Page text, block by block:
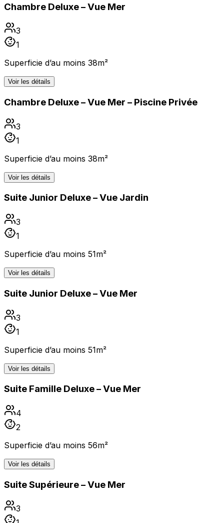
Chambre Deluxe – Vue Mer
3
1
Superficie d’au moins 38m²
Voir les détails
Chambre Deluxe – Vue Mer – Piscine Privée
3
1
Superficie d’au moins 38m²
Voir les détails
Suite Junior Deluxe – Vue Jardin
3
1
Superficie d’au moins 51m²
Voir les détails
Suite Junior Deluxe – Vue Mer
3
1
Superficie d’au moins 51m²
Voir les détails
Suite Famille Deluxe – Vue Mer
4
2
Superficie d’au moins 56m²
Voir les détails
Suite Supérieure – Vue Mer
3